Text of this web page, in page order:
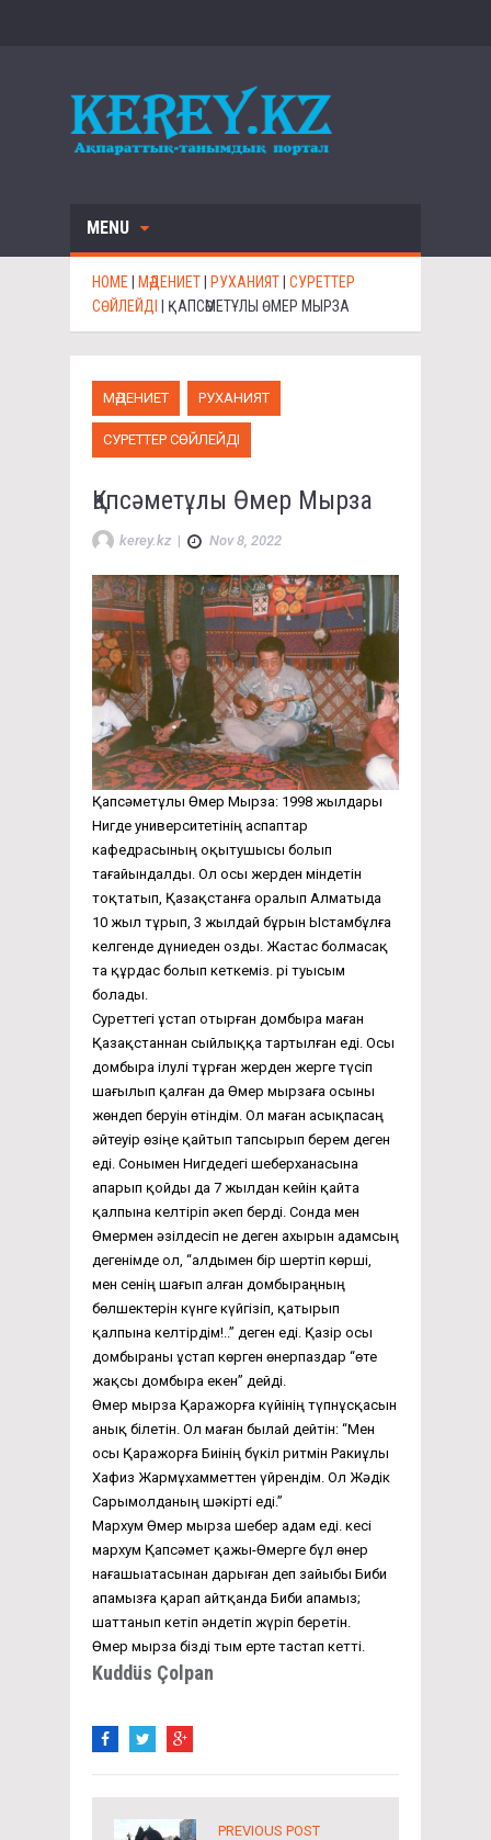
MENU
HOME | МӘДЕНИЕТ| РУХАНИЯТ| СУРЕТТЕР
СӨЙЛЕЙДІ | ҚАПСӘМЕТҰЛЫ ӨМЕР МЫРЗА
МӘДЕНИЕТ РУХАНИЯТ
СУРЕТТЕР СӨЙЛЕЙДІ
Қапсәметұлы Өмер Мырза
kerey.kz | Nov 8, 2022
Қапсәметұлы Өмер Мырза: 1998 жылдары
Нигде университетінің аспаптар
кафедрасының оқытушысы болып
тағайындалды. Ол осы жерден міндетін
тоқтатып, Қазақстанға оралып Алматыда
10 жыл тұрып, 3 жылдай бұрын Ыстамбұлға
келгенде дүниеден озды. Жастас болмасақ
та құрдас болып кеткеміз. Әрі туысым
болады.
Суреттегі ұстап отырған домбыра маған
Қазақстаннан сыйлыққа тартылған еді. Осы
домбыра ілулі тұрған жерден жерге түсіп
шағылып қалған да Өмер мырзаға осыны
жөндеп беруін өтіндім. Ол маған асықпасаң
әйтеуір өзіңе қайтып тапсырып берем деген
еді. Сонымен Нигдедегі шеберханасына
апарып қойды да 7 жылдан кейін қайта
қалпына келтіріп әкеп берді. Сонда мен
Өмермен әзілдесіп не деген ахырын адамсың
дегенімде ол, “алдымен бір шертіп көрші,
мен сенің шағып алған домбыраңның
бөлшектерін күнге күйгізіп, қатырып
қалпына келтірдім!..” деген еді. Қазір осы
домбыраны ұстап көрген өнерпаздар “өте
жақсы домбыра екен” дейді.
Өмер мырза Қаражорға күйінің түпнұсқасын
анық білетін. Ол маған былай дейтін: “Мен
осы Қаражорға Биінің бүкіл ритмін Ракиұлы
Хафиз Жармұхамметтен үйрендім. Ол Жәдік
Сарымолданың шәкірті еді.”
Мархум Өмер мырза шебер адам еді. Әкесі
мархум Қапсәмет қажы-Өмерге бұл өнер
нағашыатасынан дарыған деп зайыбы Биби
апамызға қарап айтқанда Биби апамыз;
шаттанып кетіп әндетіп жүріп беретін.
Өмер мырза бізді тым ерте тастап кетті.
Kuddüs Çolpan
PREVIOUS POST